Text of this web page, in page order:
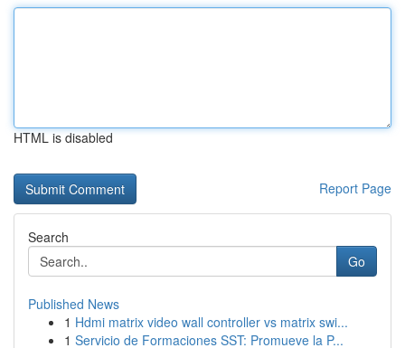
HTML is disabled
Report Page
Search
Go
Published News
1 Hdmi matrix video wall controller vs matrix swi...
1 Servicio de Formaciones SST: Promueve la P...